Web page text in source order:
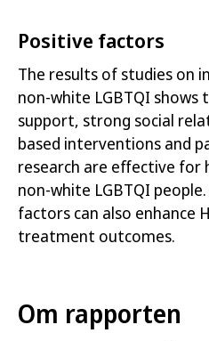
Positive factors
The results of studies on
non-white LGBTQI
support, strong social
based interventions and
research are effective for
non-white LGBTQI
factors can also enhance
treatment outcomes.
Om rapporten